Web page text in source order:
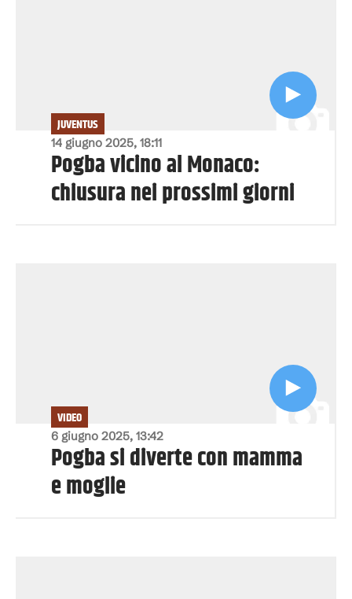
14 giugno 2025, 18:11
JUVENTUS
Pogba vicino al Monaco:
chiusura nei prossimi giorni
6 giugno 2025, 13:42
VIDEO
Pogba si diverte con mamma
e moglie